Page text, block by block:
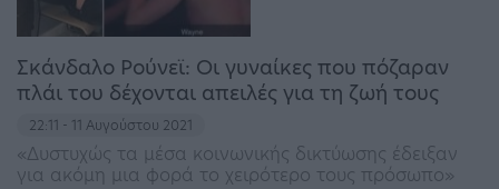
Σκάνδαλο Ρούνεϊ: Οι γυναίκες που πόζαραν
πλάι του δέχονται απειλές για τη ζωή τους
22:11 - 11 Αυγούστου 2021
«Δυστυχώς τα μέσα κοινωνικής δικτύωσης έδειξαν
για ακόμη μια φορά το χειρότερο τους πρόσωπο»